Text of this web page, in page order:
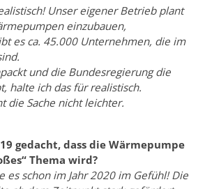
Unser eigener Betrieb plant
einzubauen,
es ca. 45.000 Unternehmen, die im
und die Bundesregierung die
halte ich das für realistisch.
die Sache nicht leichter.
gedacht, dass die Wärmepumpe
Thema wird?
es schon im Jahr 2020 im Gefühl! Die